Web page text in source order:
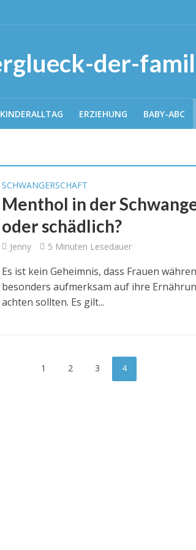
KINDERALLTAG ERZIEHUNG BABY-ABC
SCHWANGERSCHAFT
Menthol in der
oder schädlich?
Jenny 5 Minuten Lesedauer
Es ist kein Geheimnis, dass Frauen
besonders aufmerksam auf ihre
achten sollten. Es gilt...
1 2 3 4